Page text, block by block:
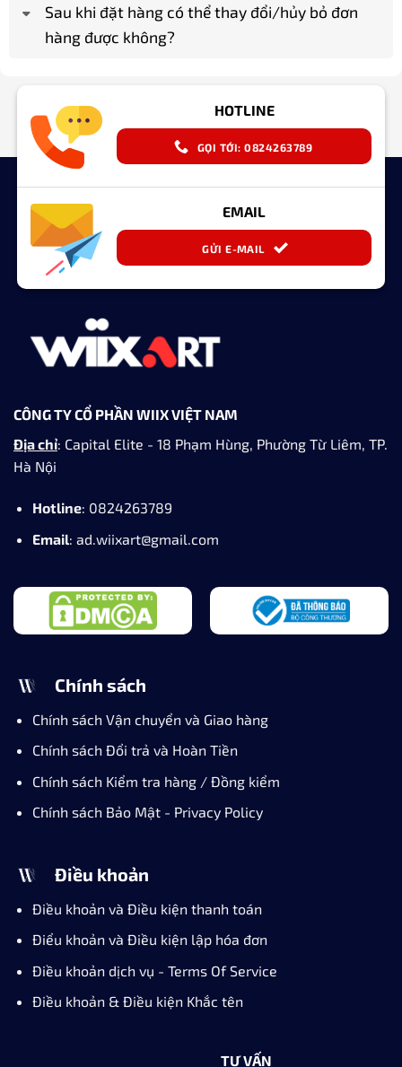
Sau khi đặt hàng có thể thay đổi/hủy bỏ đơn
hàng được không?
HOTLINE
GỌI TỚI: 0824263789
EMAIL
GỬI E-MAIL
CÔNG TY CỔ PHẦN WIIX VIỆT NAM
Địa chỉ: Capital Elite - 18 Phạm Hùng, Phường Từ Liêm, TP.
Hà Nội
Hotline: 0824263789
Email: ad.wiixart@gmail.com
Chính sách
Chính sách Vận chuyển và Giao hàng
Chính sách Đổi trả và Hoàn Tiền
Chính sách Kiểm tra hàng / Đồng kiểm
Chính sách Bảo Mật - Privacy Policy
Điều khoản
Điều khoản và Điều kiện thanh toán
Điểu khoản và Điều kiện lập hóa đơn
Điều khoản dịch vụ - Terms Of Service
Điều khoản & Điều kiện Khắc tên
TƯ VẤN